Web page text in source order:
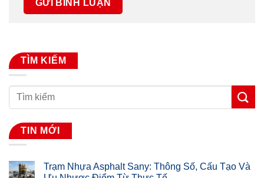
TÌM KIẾM
TIN MỚI
Trạm Nhựa Asphalt Sany: Thông Số, Cấu Tạo Và